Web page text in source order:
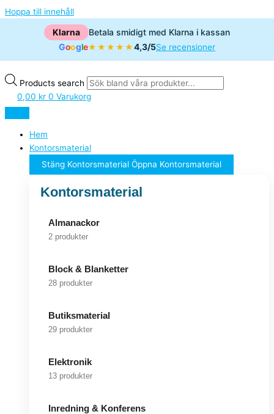
Hoppa till innehåll
Klarna
Betala smidigt med Klarna i kassan
Google★★★★★4,3/5Se recensioner
Products search
0,00 kr 0 Varukorg
Hem
Kontorsmaterial
Stäng Kontorsmaterial Öppna Kontorsmaterial
Kontorsmaterial
Almanackor
2 produkter
Block & Blanketter
28 produkter
Butiksmaterial
29 produkter
Elektronik
13 produkter
Inredning & Konferens